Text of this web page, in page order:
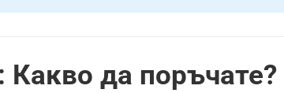
да поръчате?